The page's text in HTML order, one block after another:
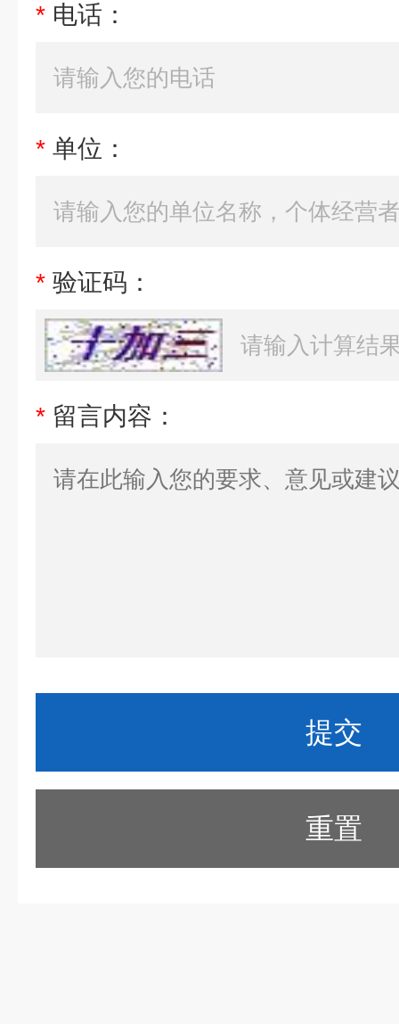
* 电话：
* 单位：
* 验证码：
* 留言内容：
重置